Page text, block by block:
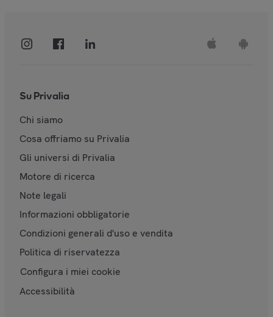
Su Privalia
Chi siamo
Cosa offriamo su Privalia
Gli universi di Privalia
Motore di ricerca
Note legali
Informazioni obbligatorie
Condizioni generali d'uso e vendita
Politica di riservatezza
Configura i miei cookie
Accessibilità